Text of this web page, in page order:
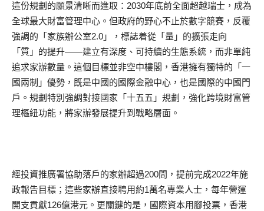
這份規劃的願景清晰而進取：2030年底前全面超越瑞士，成為
全球最大財富管理中心。但政府的野心不止於數字競賽，反覆
強調的「家族辦公室2.0」，標誌着從「量」的擴張走向
「質」的提升——建立有深度、可持續的生態系統，而非單純
追求家辦數量。這個目標並非空中樓閣，香港擁有獨特的「一
國兩制」優勢，既是中國的國際金融中心，也是國際的中國門
戶。規劃特別強調對接國家「十五五」規劃，強化跨境財富管
理樞紐功能，將家辦發展提升到戰略層面。
經投資推廣署協助落戶的家辦超過200間，提前完成2022年施
政報告目標；這些家辦直接聘用約1萬名專業人士，每年營運
開支貢獻126億港元。更關鍵的是，國際資本用腳投票，香港